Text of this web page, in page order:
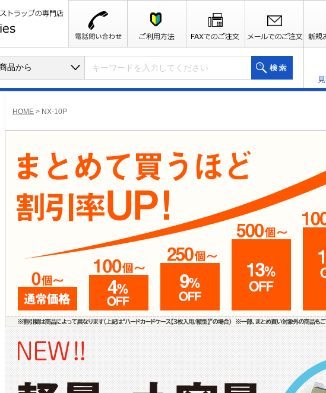
HOME > NX-10P